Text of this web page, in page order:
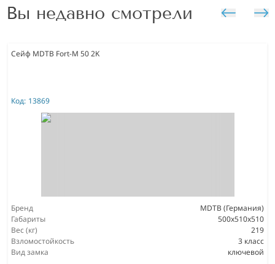
Вы недавно смотрели
Сейф MDTB Fort-M 50 2K
Код: 13869
Бренд
MDTB (Германия)
Габариты
500x510x510
Вес (кг)
219
Взломостойкость
3 класс
Вид замка
ключевой